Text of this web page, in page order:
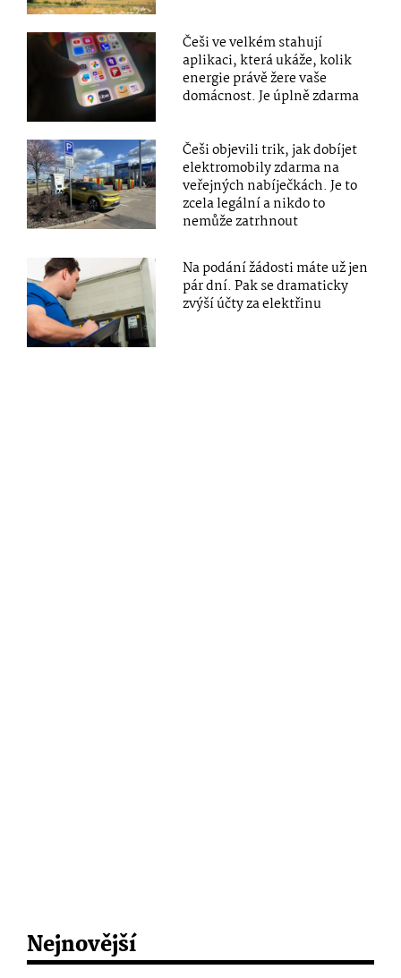
Češi ve velkém stahují
aplikaci, která ukáže, kolik
energie právě žere vaše
domácnost. Je úplně zdarma
Češi objevili trik, jak dobíjet
elektromobily zdarma na
veřejných nabíječkách. Je to
zcela legální a nikdo to
nemůže zatrhnout
Na podání žádosti máte už jen
pár dní. Pak se dramaticky
zvýší účty za elektřinu
Nejnovější